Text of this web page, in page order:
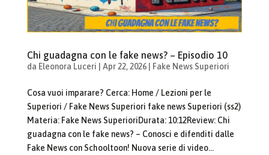
Chi guadagna con le fake news? – Episodio 10
da Eleonora Luceri Apr 22, 2026| Fake News Superiori
Cosa vuoi imparare? Cerca: Home / Lezioni per le
Superiori / Fake News Superiori fake news Superiori (ss2)
Materia: Fake News SuperioriDurata: 10:12Review: Chi
guadagna con le fake news? – Conosci e difenditi dalle
Fake News con Schooltoon! Nuova serie di video...